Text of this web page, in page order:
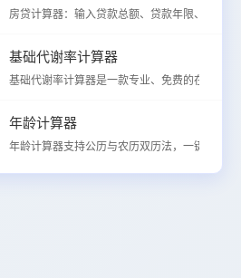
房贷计算器：输入贷款总额、贷款年限、年利
基础代谢率计算器
基础代谢率计算器是一款专业、免费的在线
年龄计算器
年龄计算器支持公历与农历双历法，一键计算